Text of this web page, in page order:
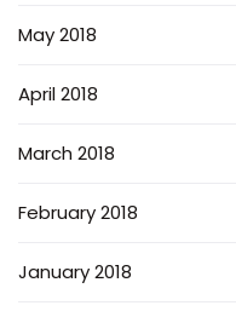
May 2018
April 2018
March 2018
February 2018
January 2018